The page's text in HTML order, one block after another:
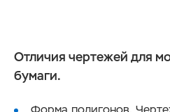
Отличия чертежей для
бумаги.